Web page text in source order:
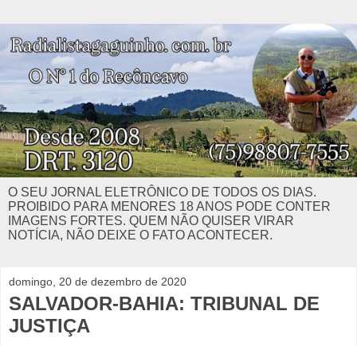
O SEU JORNAL ELETRÔNICO DE TODOS OS DIAS.
PROIBIDO PARA MENORES 18 ANOS PODE CONTER
IMAGENS FORTES. QUEM NÃO QUISER VIRAR
NOTÍCIA, NÃO DEIXE O FATO ACONTECER.
domingo, 20 de dezembro de 2020
SALVADOR-BAHIA: TRIBUNAL DE
JUSTIÇA